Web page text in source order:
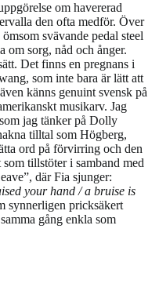
om havererad
den ofta medför. Över
svävande pedal steel
om sorg, nåd och ånger.
Det finns en pregnans i
som inte bara är lätt att
känns genuint svensk på
musikarv. Jag
jag tänker på Dolly
tilltal som Högberg,
ord på förvirring och den
tillstöter i samband med
där Fia sjunger:
your hand / a bruise is
synnerligen pricksäkert
gång enkla som